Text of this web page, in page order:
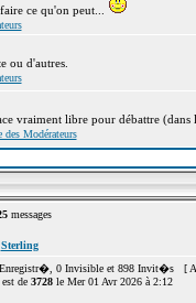
ce qu'on peut...
ou d'autres.
vraiment libre pour débattre (dans
des Modérateurs
messages
Sterling
0 Invisible et 898 Invit�s [
de 3728le Mer 01 Avr 2026 à 2:12